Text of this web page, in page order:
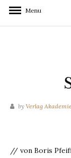
Menu
by Verlag
// von Boris